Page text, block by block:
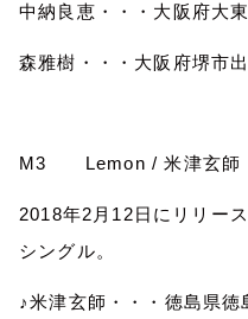
中納良恵・・・大阪府大
森雅樹・・・大阪府堺市
M3 Lemon /米津玄
2018年2 月 12日にリリー
シングル。
♪米津玄師・・・徳島県徳